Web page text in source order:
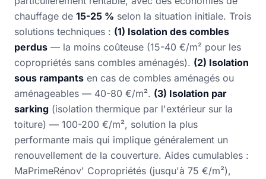
chauffage de 15-25 % selon la situation initiale. Trois
solutions techniques : (1) Isolation des combles
perdus — la moins coûteuse (15-40 €/m² pour les
copropriétés sans combles aménagés). (2) Isolation
sous rampants en cas de combles aménagés ou
aménageables — 40-80 €/m². (3) Isolation par
sarking (isolation thermique par l'extérieur sur la
toiture) — 100-200 €/m², solution la plus
performante mais qui implique généralement un
renouvellement de la couverture. Aides cumulables :
MaPrimeRénov' Copropriétés (jusqu'à 75 €/m²),